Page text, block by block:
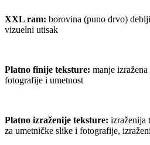
XXL ram: borovina (puno drvo)
vizuelni utisak
Platno finije teksture: manje
fotografije i umetnost
Platno izraženije teksture: izraženija
za umetničke slike i fotografije,